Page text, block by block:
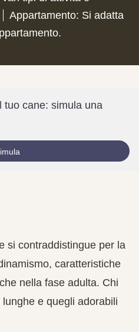
Appartamento: Si adatta
tuo cane: simula una
si contraddistingue per la
caratteristiche
nella fase adulta. Chi
e quegli adorabili